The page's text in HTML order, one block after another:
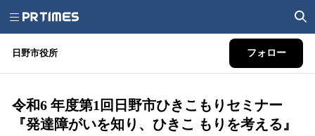
日野市役所 フォロー
令和6 年度第1回日野市ひきこもりセミナー
『発達障がいを知り、ひきこ もりを考える』